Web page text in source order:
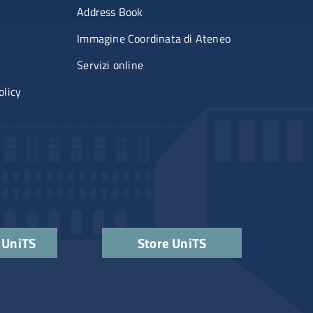
Menu portale
Address Book
Immagine Coordinata di Ateneo
Servizi online
Store UniTS